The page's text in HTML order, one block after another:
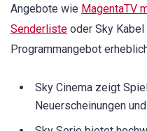
Angebote wie MagentaTV
Senderliste oder Sky Kabel
Programmangebot
Sky Cinema zeigt
Neuerscheinungen